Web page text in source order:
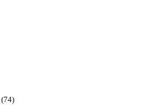
(74)